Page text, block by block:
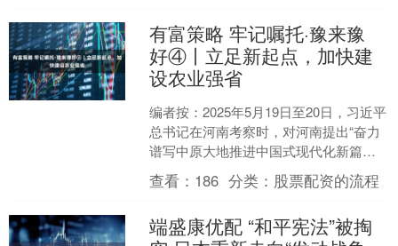
有富策略 牢记嘱托·豫来豫
好④丨立足新起点，加快建
设农业强省
编者按：2025年5月19日至20日，习近平
总书记在河南考察时，对河南提出“奋力
谱写中原大地推进中国式现代化新篇
章”奋斗目标和“两高四着力”重大要求，
为河南发展....
查看： 186 分类： 股票配资的流程
端盛康优配 “和平宪法”被掏